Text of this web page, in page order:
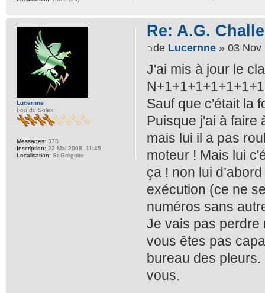
Re: A.G.
de Lucernne » 03 Nov
J'ai mis à jour le
Sauf que c'était la
Puisque j'ai à faire
mais lui il a pas
moteur ! Mais lui
ça ! non lui
exécution (ce ne
numéros sans
Je vais pas perdre
vous êtes pas
bureau des
vous.
Lucernne
Fou du Solex
Messages: 378
Inscription: 22 Mai 2008, 11:45
Localisation: St Grégoire